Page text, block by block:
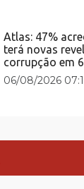
Atlas: 47%
terá novas
corrupção em
06/08/2026